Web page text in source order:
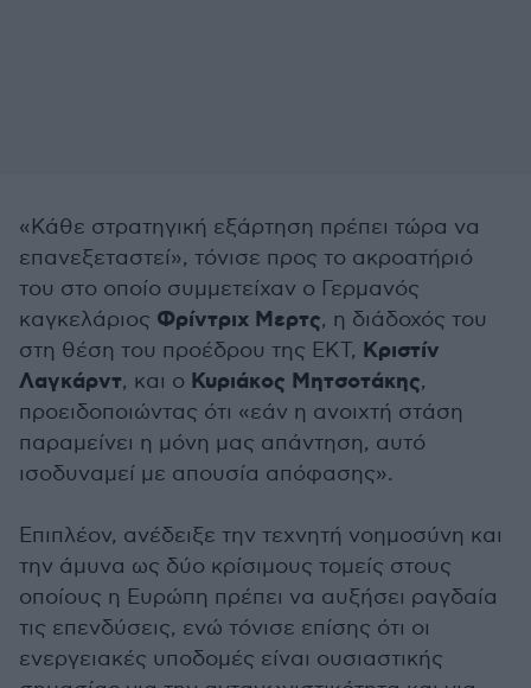
«Κάθε στρατηγική εξάρτηση πρέπει τώρα να
επανεξεταστεί», τόνισε προς το ακροατήριό
του στο οποίο συμμετείχαν ο Γερμανός
καγκελάριος Φρίντριχ Μερτς, η διάδοχός του
στη θέση του προέδρου της ΕΚΤ, Κριστίν
Λαγκάρντ, και ο Κυριάκος Μητσοτάκης,
προειδοποιώντας ότι «εάν η ανοιχτή στάση
παραμείνει η μόνη μας απάντηση, αυτό
ισοδυναμεί με απουσία απόφασης».
Επιπλέον, ανέδειξε την τεχνητή νοημοσύνη και
την άμυνα ως δύο κρίσιμους τομείς στους
οποίους η Ευρώπη πρέπει να αυξήσει ραγδαία
τις επενδύσεις, ενώ τόνισε επίσης ότι οι
ενεργειακές υποδομές είναι ουσιαστικής